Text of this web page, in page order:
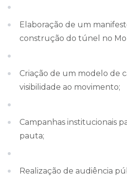
Elaboração de um
construção do túnel no
Criação de um modelo de
visibilidade ao movimento;
Campanhas institucionais
pauta;
Realização de audiência